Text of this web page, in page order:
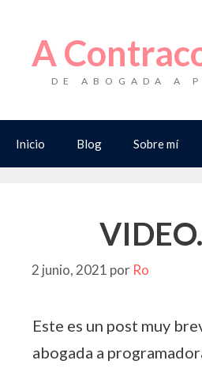
contenido
A
DE ABOGADA A
Inicio Blog Sobre mí
2 junio, 2021 por Ro
Este es un post muy
abogada a